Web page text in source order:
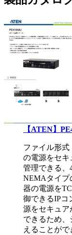
【ATEN】
ファイル形式
の電源をセキ
管理できる、
NEMAタイプ
器の電源を
御できるIPコ
源をセキュア
できるため
えることが